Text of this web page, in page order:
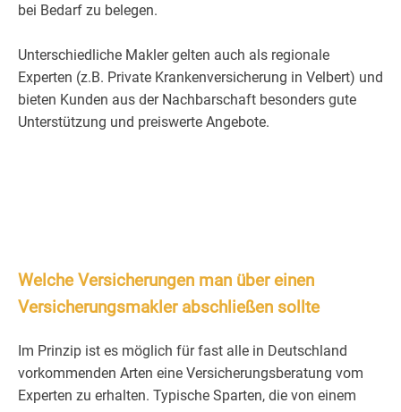
bei Bedarf zu belegen.
Unterschiedliche Makler gelten auch als regionale
Experten (z.B. Private Krankenversicherung in Velbert) und
bieten Kunden aus der Nachbarschaft besonders gute
Unterstützung und preiswerte Angebote.
Welche Versicherungen man über einen
Versicherungsmakler abschließen sollte
Im Prinzip ist es möglich für fast alle in Deutschland
vorkommenden Arten eine Versicherungsberatung vom
Experten zu erhalten. Typische Sparten, die von einem